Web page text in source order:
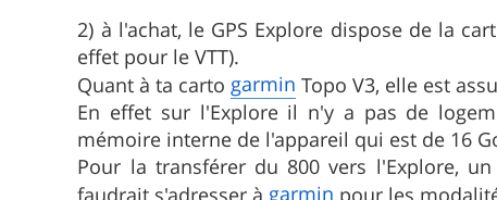
2) à l'achat, le GPS Explore dispose de la
effet pour le VTT).
Quant à ta carto garmin Topo V3, elle est
En effet sur l'Explore il n'y a pas de
mémoire interne de l'appareil qui est de 16
Pour la transférer du 800 vers l'Explore,
faudrait s'adresser à garmin pour les